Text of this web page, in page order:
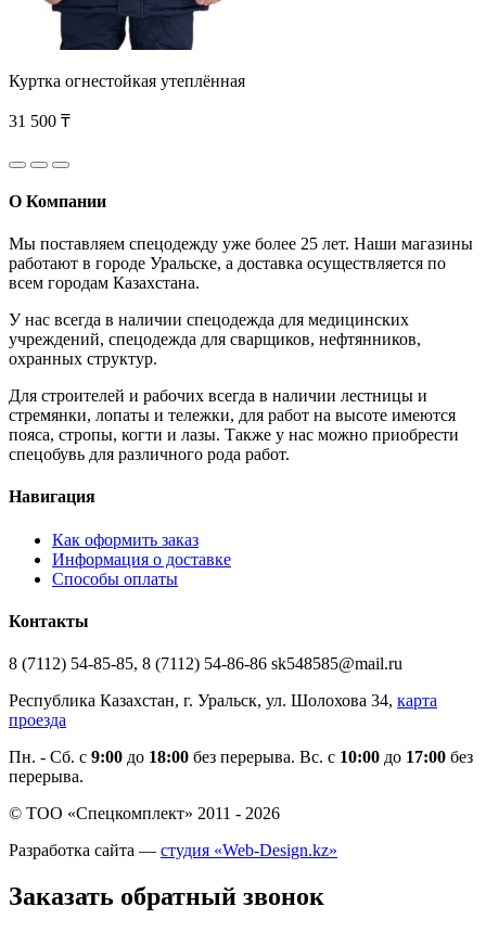
Куртка огнестойкая утеплённая
31 500 ₸
О Компании
Мы поставляем спецодежду уже более 25 лет. Наши магазины
работают в городе Уральске, а доставка осуществляется по
всем городам Казахстана.
У нас всегда в наличии спецодежда для медицинских
учреждений, спецодежда для сварщиков, нефтянников,
охранных структур.
Для строителей и рабочих всегда в наличии лестницы и
стремянки, лопаты и тележки, для работ на высоте имеются
пояса, стропы, когти и лазы. Также у нас можно приобрести
спецобувь для различного рода работ.
Навигация
Как оформить заказ
Информация о доставке
Способы оплаты
Контакты
8 (7112) 54-85-85, 8 (7112) 54-86-86 sk548585@mail.ru
Республика Казахстан, г. Уральск, ул. Шолохова 34, карта
проезда
Пн. - Cб. с 9:00 до 18:00 без перерыва. Вс. с 10:00 до 17:00 без
перерыва.
© ТОО «Спецкомплект» 2011 - 2026
Разработка сайта — студия «Web-Design.kz»
Заказать обратный звонок